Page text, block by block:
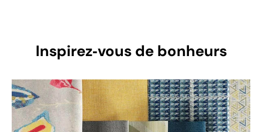
Inspirez‑vous de bonheurs